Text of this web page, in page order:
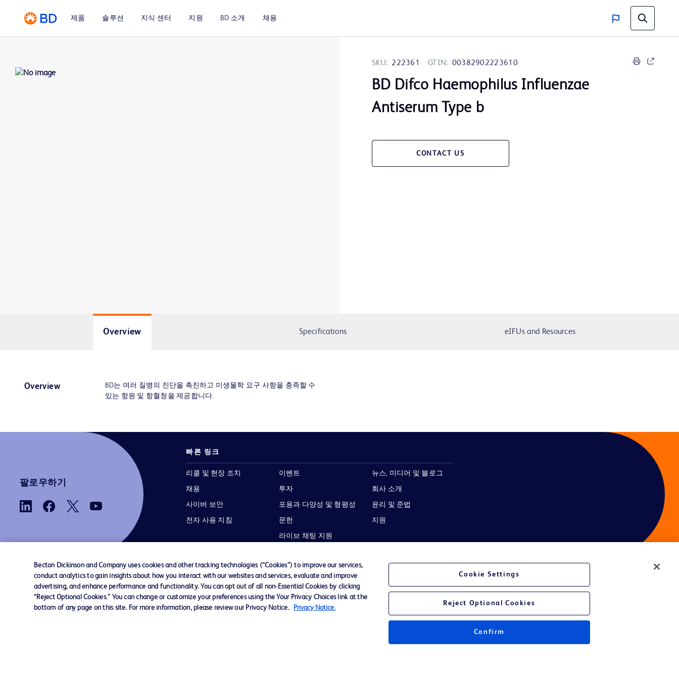
제품 솔루션 지식 센터 지원 BD 소개 채용
SKU: 222361 GTIN: 00382902223610
BD Difco Haemophilus Influenzae
Antiserum Type b
CONTACT US
Overview Specifications eIFUs and Resources
Overview
BD는 여러 질병의 진단을 촉진하고 미생물학 요구 사항을 충족할 수
있는 항원 및 항혈청을 제공합니다.
팔로우하기
빠른 링크
리콜 및 현장 조치
채용
사이버 보안
전자 사용 지침
이벤트
투자
포용과 다양성 및 형평성
문헌
라이브 채팅 지원
뉴스, 미디어 및 블로그
회사 소개
윤리 및 준법
지원
당사로 문의하기 쿠키 기본 설정 개인정보 이용 약관 개인정보처리방침 웹사이트 접근성
Becton Dickinson and Company uses cookies and other tracking technologies (“Cookies”) to improve our services,
conduct analytics to gain insights about how you interact with our websites and services, evaluate and improve
advertising, and enhance performance and functionality. You can opt out of all non-Essential Cookies by clicking
“Reject Optional Cookies.” You can change or customize your preferences using the Your Privacy Choices link at the
bottom of any page on this site. For more information, please review our Privacy Notice.
Privacy Notice.
Cookie Settings
Reject Optional Cookies
Confirm